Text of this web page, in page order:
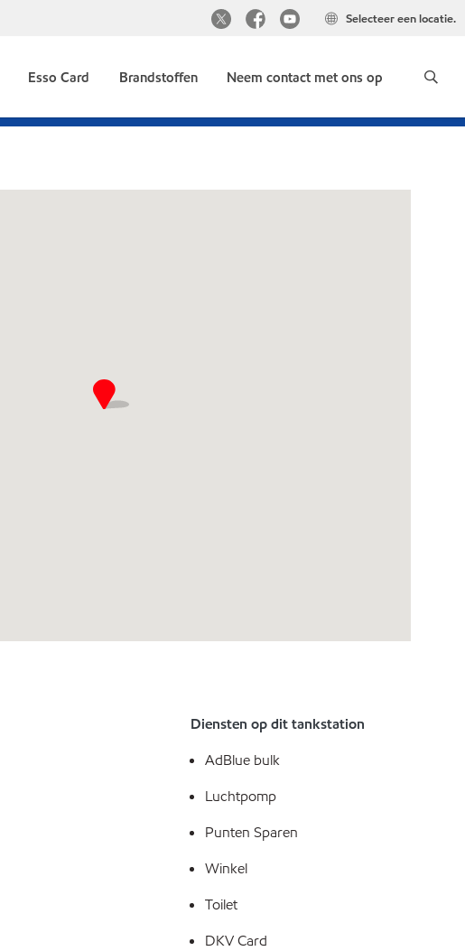
Selecteer een locatie.
Esso Card Brandstoffen Neem contact met ons op
Diensten op dit tankstation
AdBlue bulk
Luchtpomp
Punten Sparen
Winkel
Toilet
DKV Card